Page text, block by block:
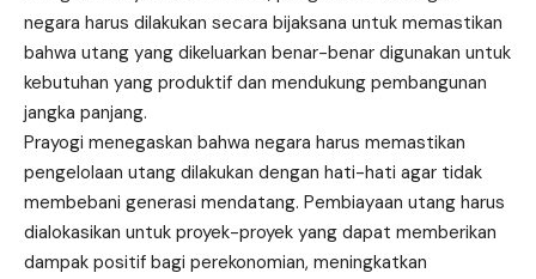
negara harus dilakukan secara bijaksana untuk memastikan
bahwa utang yang dikeluarkan benar-benar digunakan untuk
kebutuhan yang produktif dan mendukung pembangunan
jangka panjang.
Prayogi menegaskan bahwa negara harus memastikan
pengelolaan utang dilakukan dengan hati-hati agar tidak
membebani generasi mendatang. Pembiayaan utang harus
dialokasikan untuk proyek-proyek yang dapat memberikan
dampak positif bagi perekonomian, meningkatkan